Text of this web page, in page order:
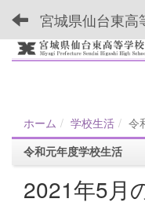
宮城県仙台東高
ホーム 学校生活
令
令和元年度学校生活
2021年5月